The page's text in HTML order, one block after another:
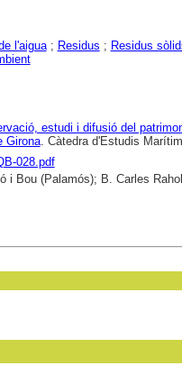
l'aigua; Residus ; Residus
estudi i difusió del
Girona. Càtedra d'Estudis
028.pdf
i Bou (Palamós); B. Carles